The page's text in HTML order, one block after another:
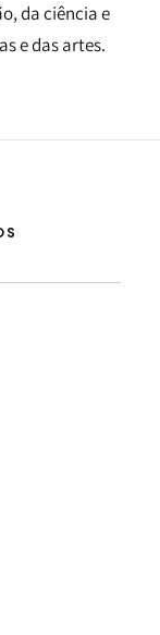
da ciência e
e das artes.